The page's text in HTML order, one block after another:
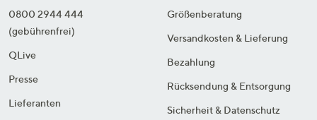
0800 2944 444
(gebührenfrei)
QLive
Presse
Lieferanten
Größenberatung
Versandkosten & Lieferung
Bezahlung
Rücksendung & Entsorgung
Sicherheit & Datenschutz